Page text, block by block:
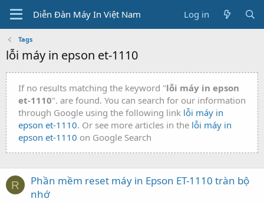
Diễn Đàn Máy In Việt Nam Log in
Tags
lỗi máy in epson et-1110
If no results matching the keyword "lỗi máy in epson
et-1110". are found. You can search for our information
through Google using the following link lỗi máy in
epson et-1110. Or see more articles in the lỗi máy in
epson et-1110 on Google Search
R
Phần mềm reset máy in Epson ET-1110 tràn bộ
nhớ